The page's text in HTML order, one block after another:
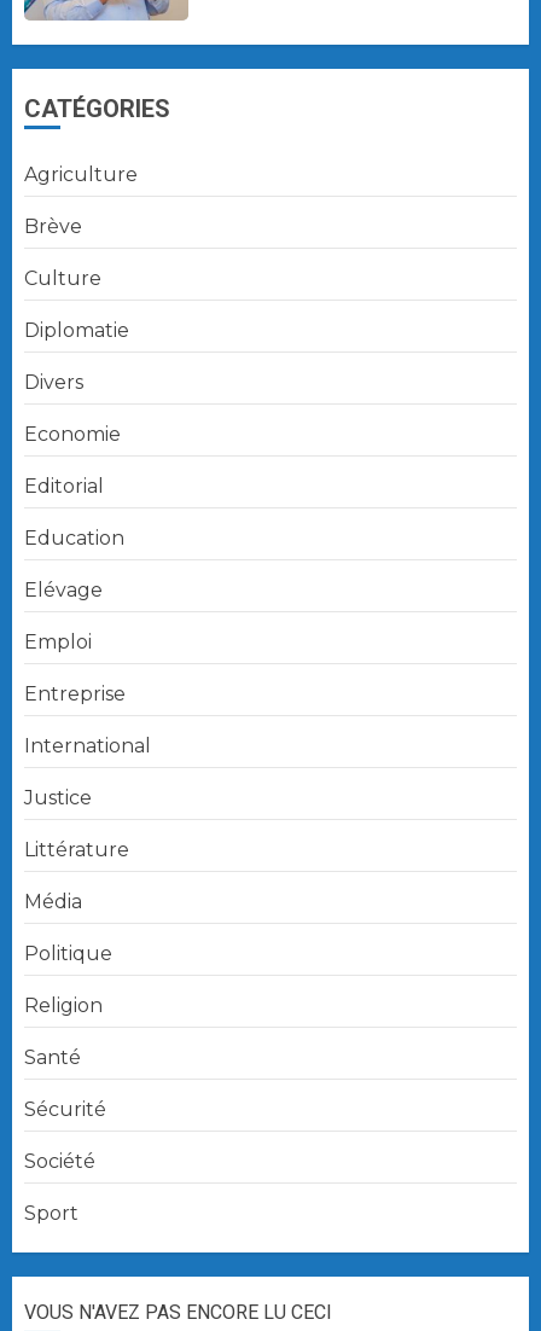
CATÉGORIES
Agriculture
Brève
Culture
Diplomatie
Divers
Economie
Editorial
Education
Elévage
Emploi
Entreprise
International
Justice
Littérature
Média
Politique
Religion
Santé
Sécurité
Société
Sport
VOUS N'AVEZ PAS ENCORE LU CECI